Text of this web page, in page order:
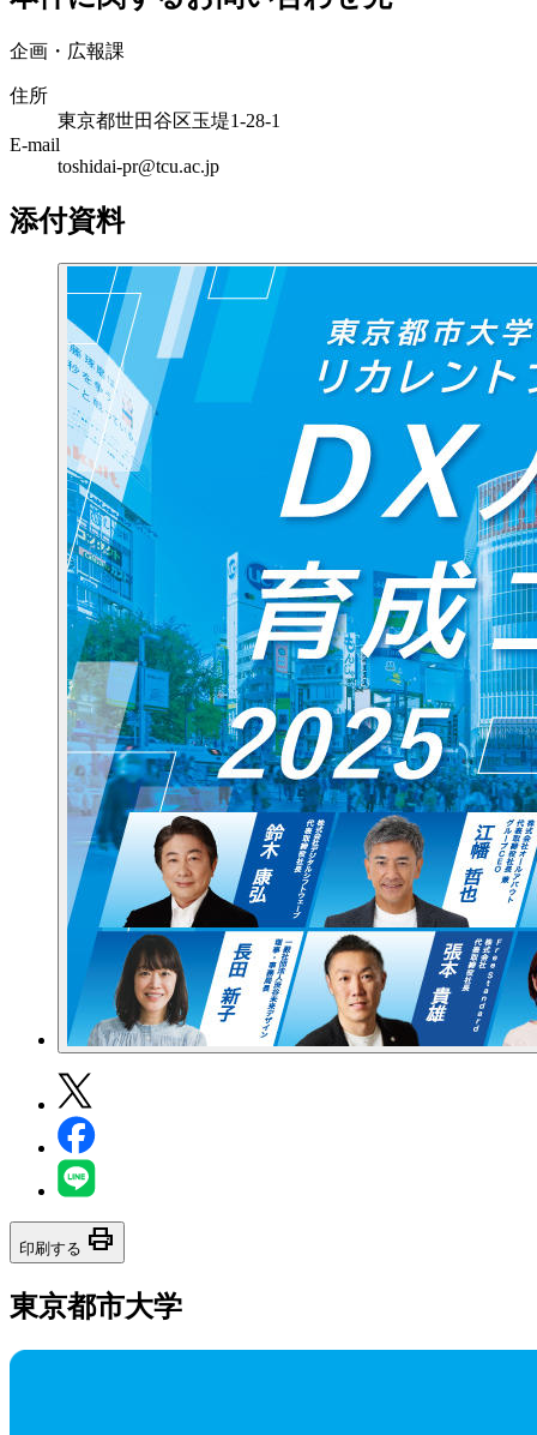
企画・広報課
住所
東京都世田谷区玉堤1-28-1
E-mail
toshidai-pr@tcu.ac.jp
添付資料
印刷する print
東京都市大学